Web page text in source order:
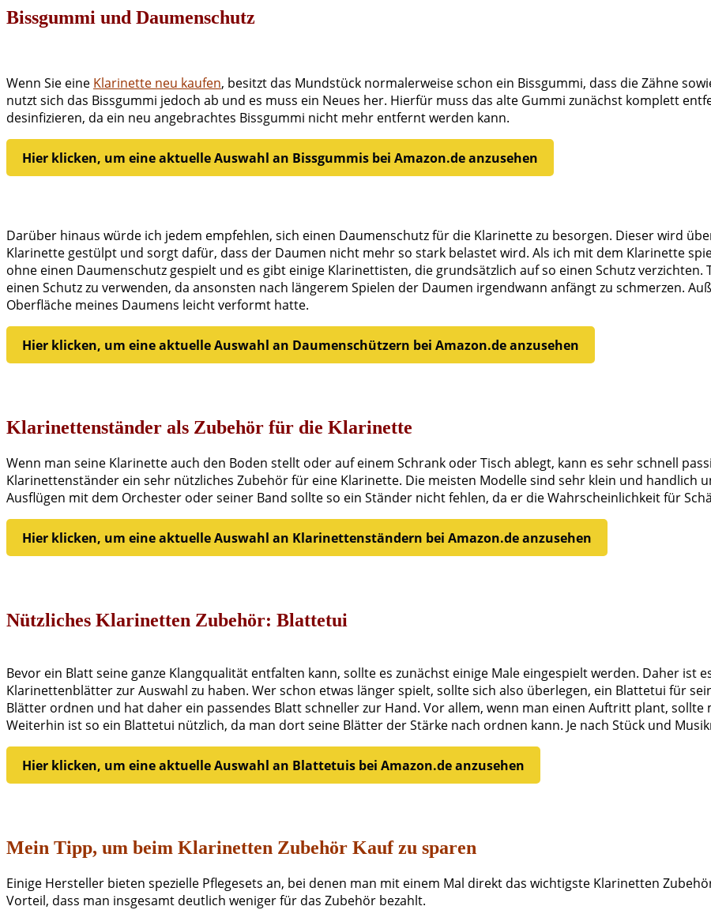
Bissgummi und Daumenschutz
Wenn Sie eine Klarinette neu kaufen, besitzt das Mundstück normalerweise schon ein Bissgummi, dass die Zähne
nutzt sich das Bissgummi jedoch ab und es muss ein Neues her. Hierfür muss das alte Gummi zunächst komplett
desinfizieren, da ein neu angebrachtes Bissgummi nicht mehr entfernt werden kann.
Hier klicken, um eine aktuelle Auswahl an Bissgummis bei Amazon.de anzusehen
Darüber hinaus würde ich jedem empfehlen, sich einen Daumenschutz für die Klarinette zu besorgen. Dieser wird
Klarinette gestülpt und sorgt dafür, dass der Daumen nicht mehr so stark belastet wird. Als ich mit dem Klarinette
ohne einen Daumenschutz gespielt und es gibt einige Klarinettisten, die grundsätzlich auf so einen Schutz
einen Schutz zu verwenden, da ansonsten nach längerem Spielen der Daumen irgendwann anfängt zu schmerzen.
Oberfläche meines Daumens leicht verformt hatte.
Hier klicken, um eine aktuelle Auswahl an Daumenschützern bei Amazon.de anzusehen
Klarinettenständer als Zubehör für die Klarinette
Wenn man seine Klarinette auch den Boden stellt oder auf einem Schrank oder Tisch ablegt, kann es sehr schnell
Klarinettenständer ein sehr nützliches Zubehör für eine Klarinette. Die meisten Modelle sind sehr klein und handlich
Ausflügen mit dem Orchester oder seiner Band sollte so ein Ständer nicht fehlen, da er die Wahrscheinlichkeit für
Hier klicken, um eine aktuelle Auswahl an Klarinettenständern bei Amazon.de anzusehen
Nützliches Klarinetten Zubehör: Blattetui
Bevor ein Blatt seine ganze Klangqualität entfalten kann, sollte es zunächst einige Male eingespielt werden. Daher ist
Klarinettenblätter zur Auswahl zu haben. Wer schon etwas länger spielt, sollte sich also überlegen, ein Blattetui für
Blätter ordnen und hat daher ein passendes Blatt schneller zur Hand. Vor allem, wenn man einen Auftritt plant,
Weiterhin ist so ein Blattetui nützlich, da man dort seine Blätter der Stärke nach ordnen kann. Je nach Stück und
Hier klicken, um eine aktuelle Auswahl an Blattetuis bei Amazon.de anzusehen
Mein Tipp, um beim Klarinetten Zubehör Kauf zu sparen
Einige Hersteller bieten spezielle Pflegesets an, bei denen man mit einem Mal direkt das wichtigste Klarinetten
Vorteil, dass man insgesamt deutlich weniger für das Zubehör bezahlt.